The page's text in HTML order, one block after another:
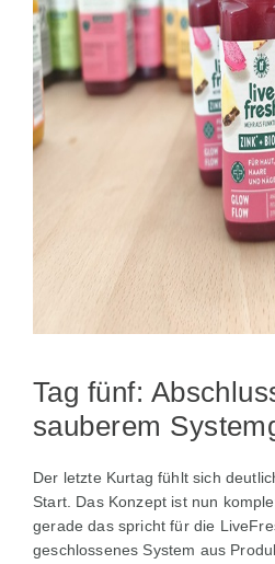
Tag fünf:
sauberem
Der letzte Kurtag fühlt sich
Start. Das Konzept ist nun
gerade das spricht für die
geschlossenes System aus